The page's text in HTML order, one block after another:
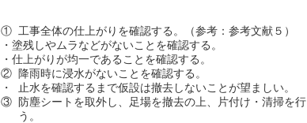
① 工事全体の仕上がりを確認する。（参考：参考文献５）
・塗残しやムラなどがないことを確認する。
・仕上がりが均一であることを確認する。
②
降雨時に浸水がないことを確認する。
・
止水を確認するまで仮設は撤去しないことが望ましい。
③ 防塵シートを取外し、足場を撤去の上、片付け・清掃を行
う。